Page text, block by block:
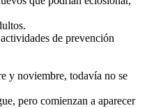
de prevención
y noviembre, todavía no se
pero comienzan a aparecer